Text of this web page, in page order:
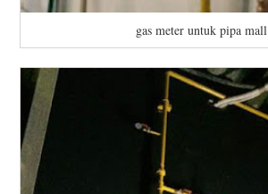
gas meter untuk pipa mall